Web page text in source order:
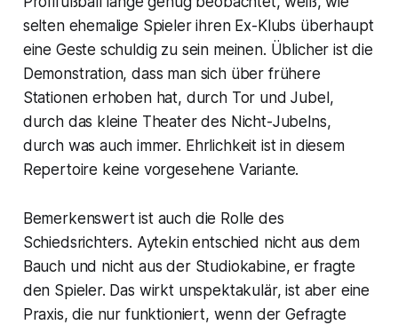
selten ehemalige Spieler ihren Ex-Klubs überhaupt
eine Geste schuldig zu sein meinen. Üblicher ist die
Demonstration, dass man sich über frühere
Stationen erhoben hat, durch Tor und Jubel,
durch das kleine Theater des Nicht-Jubelns,
durch was auch immer. Ehrlichkeit ist in diesem
Repertoire keine vorgesehene Variante.
Bemerkenswert ist auch die Rolle des
Schiedsrichters. Aytekin entschied nicht aus dem
Bauch und nicht aus der Studiokabine, er fragte
den Spieler. Das wirkt unspektakulär, ist aber eine
Praxis, die nur funktioniert, wenn der Gefragte